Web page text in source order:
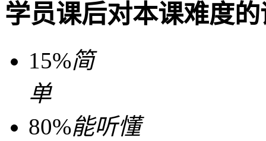
学员课后对本课难度
15%简
单
80%能听懂